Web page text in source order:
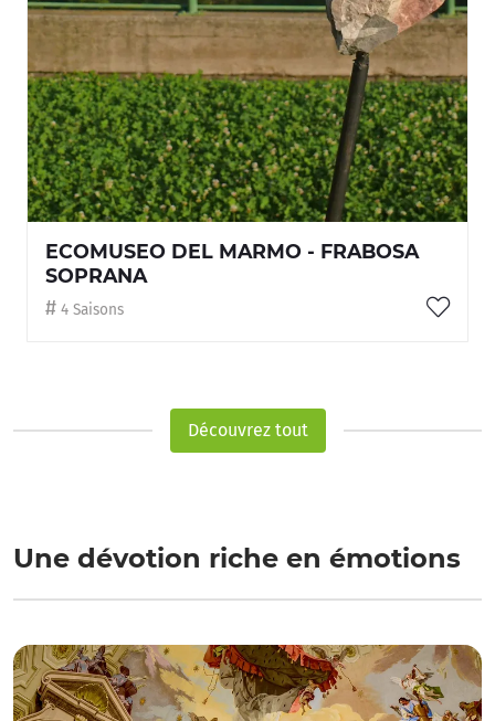
ECOMUSEO DEL MARMO - FRABOSA
SOPRANA
4 Saisons
Découvrez tout
Une dévotion riche en émotions